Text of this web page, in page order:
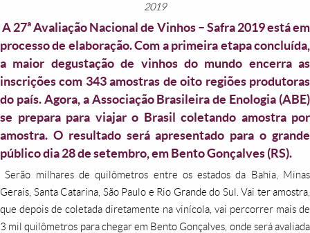
2019
A 27ª Avaliação Nacional de Vinhos – Safra 2019 está em
processo de elaboração. Com a primeira etapa concluída,
a maior degustação de vinhos do mundo encerra as
inscrições com 343 amostras de oito regiões produtoras
do país. Agora, a Associação Brasileira de Enologia (ABE)
se prepara para viajar o Brasil coletando amostra por
amostra. O resultado será apresentado para o grande
público dia 28 de setembro, em Bento Gonçalves (RS).
Serão milhares de quilômetros entre os estados da Bahia, Minas
Gerais, Santa Catarina, São Paulo e Rio Grande do Sul. Vai ter amostra,
que depois de coletada diretamente na vinícola, vai percorrer mais de
3 mil quilômetros para chegar em Bento Gonçalves, onde será avaliada